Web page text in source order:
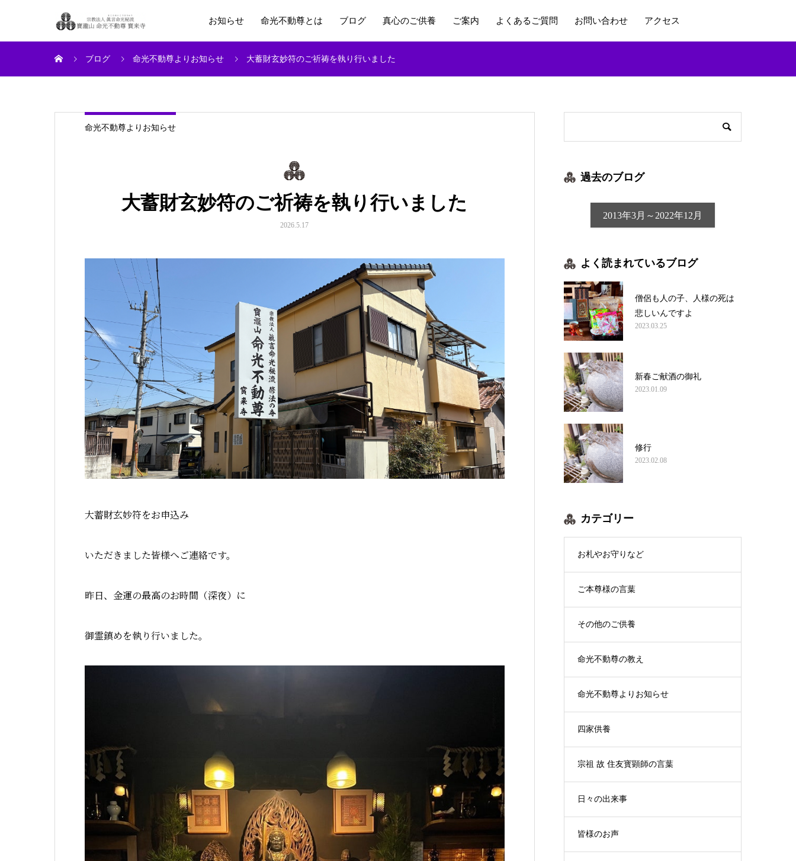
お知らせ 命光不動尊とは ブログ 真心のご供養 ご案内 よくあるご質問 お問い合わせ アクセス
ブログ 命光不動尊よりお知らせ 大蓄財玄妙符のご祈祷を執り行いました
命光不動尊よりお知らせ
大蓄財玄妙符のご祈祷を執り行いました
2026.5.17
大蓄財玄妙符をお申込み
いただきました皆様へご連絡です。
昨日、金運の最高のお時間（深夜）に
御霊鎮めを執り行いました。
過去のブログ
2013年3月～2022年12月
よく読まれているブログ
僧侶も人の子、人様の死は
悲しいんですよ
2023.03.25
新春ご献酒の御礼
2023.01.09
修行
2023.02.08
カテゴリー
お札やお守りなど
ご本尊様の言葉
その他のご供養
命光不動尊の教え
命光不動尊よりお知らせ
四家供養
宗祖 故 住友寳顕師の言葉
日々の出来事
皆様のお声